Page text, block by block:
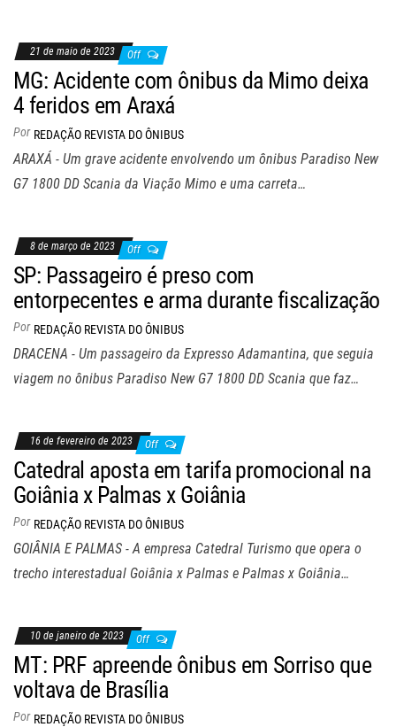
21 de maio de 2023 Off
MG: Acidente com ônibus da Mimo deixa
4 feridos em Araxá
Por REDAÇÃO REVISTA DO ÔNIBUS
ARAXÁ - Um grave acidente envolvendo um ônibus Paradiso New
G7 1800 DD Scania da Viação Mimo e uma carreta…
8 de março de 2023 Off
SP: Passageiro é preso com
entorpecentes e arma durante fiscalização
Por REDAÇÃO REVISTA DO ÔNIBUS
DRACENA - Um passageiro da Expresso Adamantina, que seguia
viagem no ônibus Paradiso New G7 1800 DD Scania que faz…
16 de fevereiro de 2023 Off
Catedral aposta em tarifa promocional na
Goiânia x Palmas x Goiânia
Por REDAÇÃO REVISTA DO ÔNIBUS
GOIÂNIA E PALMAS - A empresa Catedral Turismo que opera o
trecho interestadual Goiânia x Palmas e Palmas x Goiânia…
10 de janeiro de 2023 Off
MT: PRF apreende ônibus em Sorriso que
voltava de Brasília
Por REDAÇÃO REVISTA DO ÔNIBUS